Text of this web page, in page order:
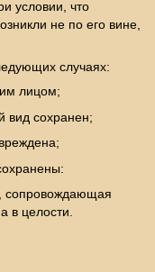
условии, что
не по его вине,
случаях:
лицом;
вид сохранен;
сопровождающая
в целости.